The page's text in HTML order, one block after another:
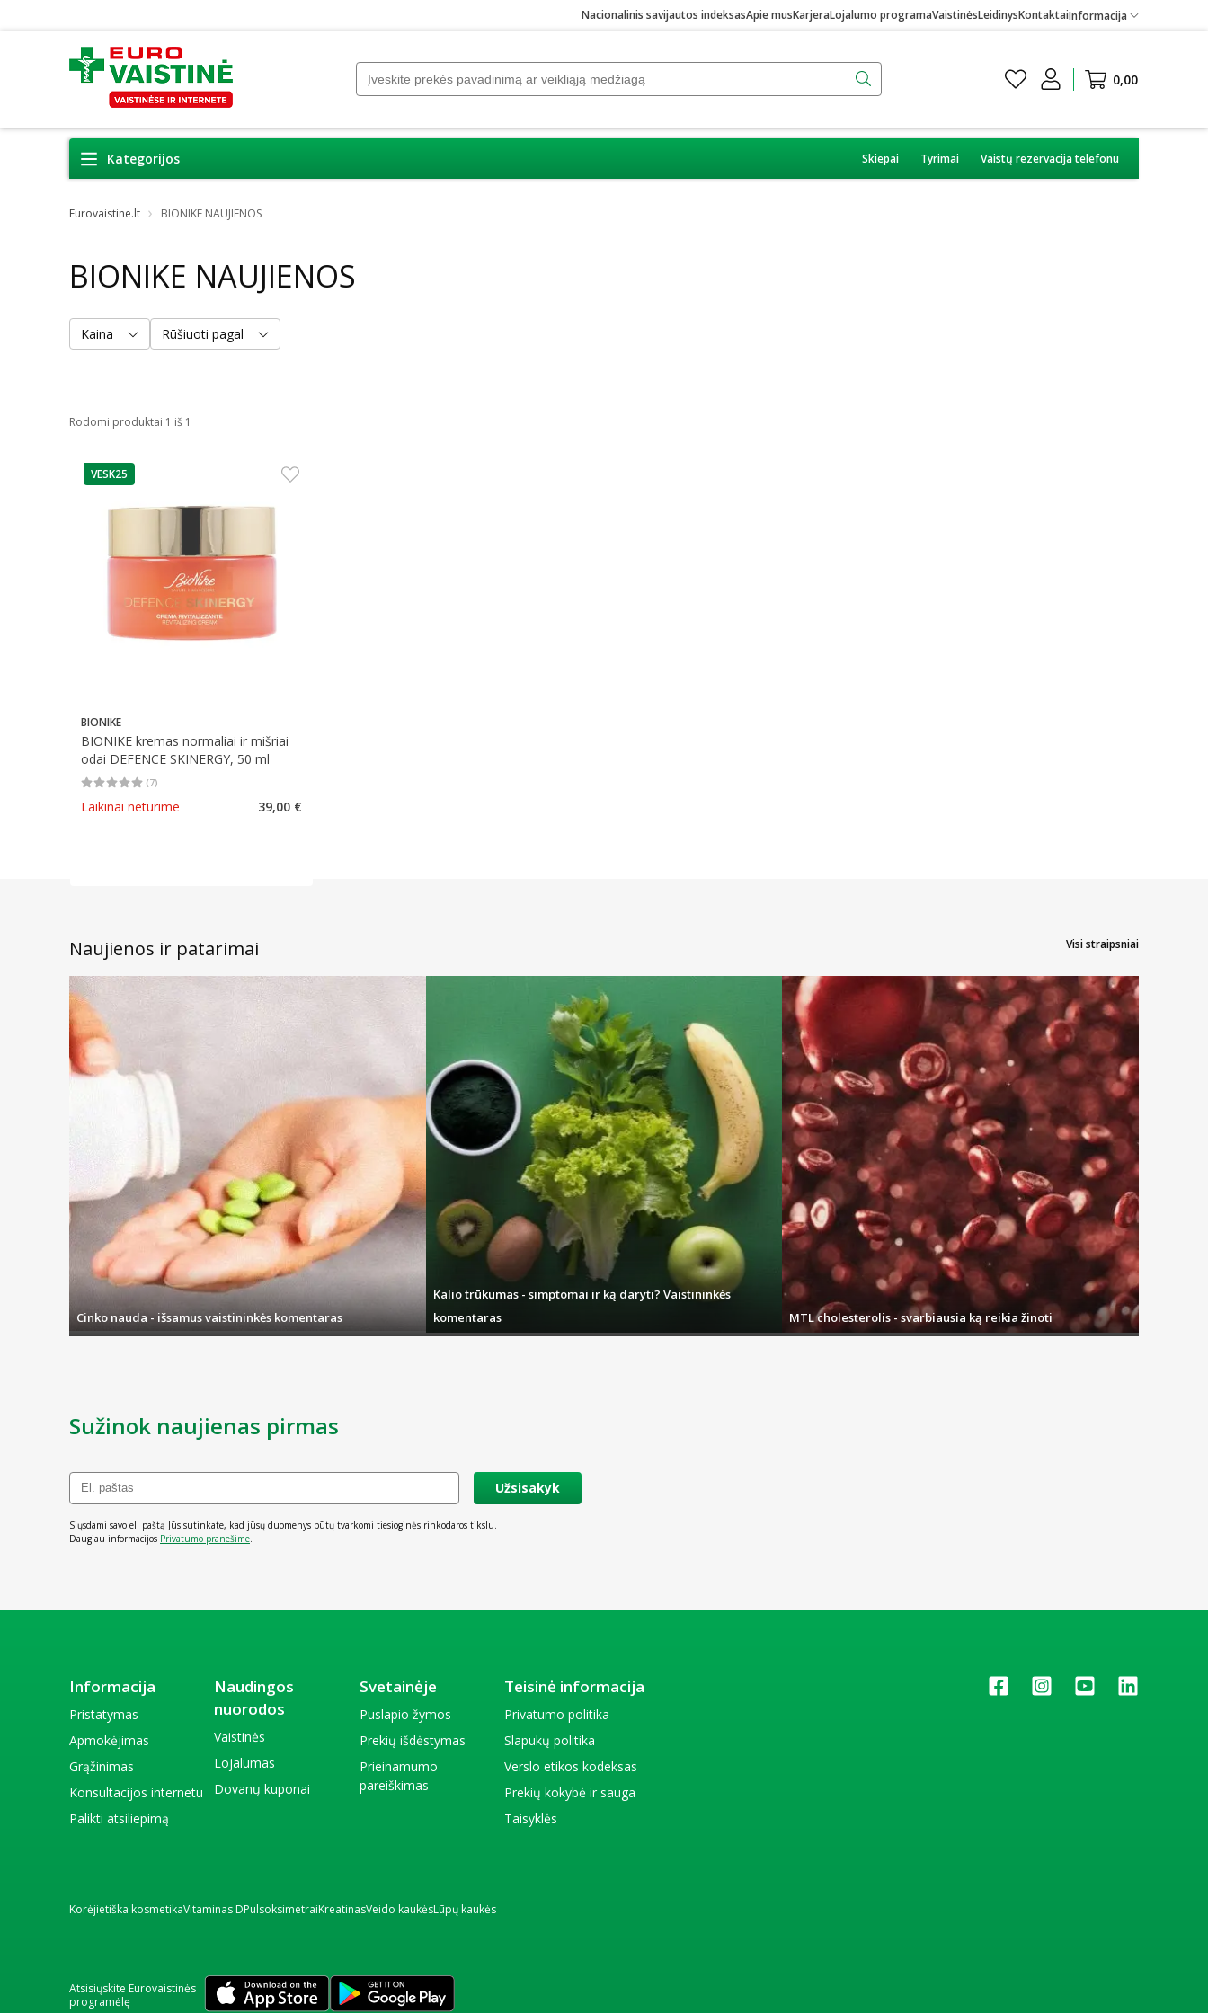
Nacionalinis savijautos indeksasApie musKarjeraLojalumo programaVaistinėsLeidinysKontaktaiInformacija
0,00
Kategorijos Skiepai Tyrimai Vaistų rezervacija telefonu
Eurovaistine.lt BIONIKE NAUJIENOS
BIONIKE NAUJIENOS
Kaina Rūšiuoti pagal
Rodomi produktai 1 iš 1
patarimas
VESK25
BIONIKE
BIONIKE kremas normaliai ir mišriai
odai DEFENCE SKINERGY, 50 ml
(7)
Vidutinis įvertinimas 5.00
Laikinai neturime 39,00 €
Naujienos ir patarimai Visi straipsniai
Cinko nauda - išsamus vaistininkės komentaras
Kalio trūkumas - simptomai ir ką daryti? Vaistininkės
komentaras
MTL cholesterolis - svarbiausia ką reikia žinoti
Sužinok naujienas pirmas
Užsisakyk
Siųsdami savo el. paštą Jūs sutinkate, kad jūsų duomenys būtų tvarkomi tiesioginės rinkodaros tikslu.
Daugiau informacijos Privatumo pranešime
Informacija
Pristatymas
Apmokėjimas
Grąžinimas
Konsultacijos internetu
Palikti atsiliepimą
Naudingos
nuorodos
Vaistinės
Lojalumas
Dovanų kuponai
Svetainėje
Puslapio žymos
Prekių išdėstymas
Prieinamumo
pareiškimas
Teisinė informacija
Privatumo politika
Slapukų politika
Verslo etikos kodeksas
Prekių kokybė ir sauga
Taisyklės
Korėjietiška kosmetikaVitaminas DPulsoksimetraiKreatinasVeido kaukėsLūpų kaukės
Atsisiųskite Eurovaistinės
programėlę